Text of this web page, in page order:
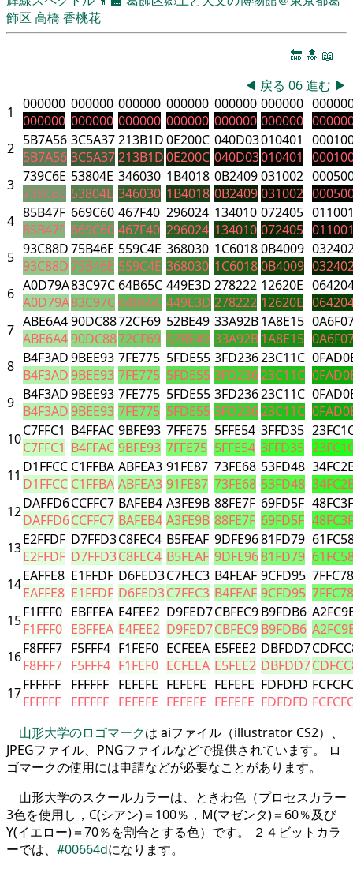
飾区 高橋 香桃花
🔚 🔝 📖
◀ 戻る 06進む ▶
1
000000
000000
000000
000000
000000
000000
000000
000000
000000
000000
000000
000000
2 5B7A56
5B7A56
3C5A37
3C5A37
213B1D
213B1D
0E200C
0E200C
040D03
040D03
010401
010401
3 739C6E
739C6E
53804E
53804E
346030
346030
1B4018
1B4018
0B2409
0B2409
031002
031002
4 85B47F
85B47F
669C60
669C60
467F40
467F40
296024
296024
134010
134010
072405
072405
5 93C88D
93C88D
75B46E
75B46E
559C4E
559C4E
368030
368030
1C6018
1C6018
0B4009
0B4009
6 A0D79A
A0D79A
83C97C
83C97C
64B65C
64B65C
449E3D
449E3D
278222
278222
12620E
12620E
7 ABE6A4
ABE6A4
90DC88
90DC88
72CF69
72CF69
52BE49
52BE49
33A92B
33A92B
1A8E15
1A8E15
8 B4F3AD
B4F3AD
9BEE93
9BEE93
7FE775
7FE775
5FDE55
5FDE55
3FD236
3FD236
23C11C
23C11C
9 B4F3AD
B4F3AD
9BEE93
9BEE93
7FE775
7FE775
5FDE55
5FDE55
3FD236
3FD236
23C11C
23C11C
10C7FFC1
C7FFC1
B4FFAC
B4FFAC
9BFE93
9BFE93
7FFE75
7FFE75
5FFE54
5FFE54
3FFD35
3FFD35
11 D1FFCC
D1FFCC
C1FFBA
C1FFBA
ABFEA3
ABFEA3
91FE87
91FE87
73FE68
73FE68
53FD48
53FD48
12DAFFD6
DAFFD6
CCFFC7
CCFFC7
BAFEB4
BAFEB4
A3FE9B
A3FE9B
88FE7F
88FE7F
69FD5F
69FD5F
48FC3F
48FC3F
13E2FFDF
E2FFDF
D7FFD3
D7FFD3
C8FEC4
C8FEC4
B5FEAF
B5FEAF
9DFE96
9DFE96
81FD79
81FD79
14EAFFE8
EAFFE8
E1FFDF
E1FFDF
D6FED3
D6FED3
C7FEC3
C7FEC3
B4FEAF
B4FEAF
9CFD95
9CFD95
7FFC78
7FFC78
15F1FFF0
F1FFF0
EBFFEA
EBFFEA
E4FEE2
E4FEE2
D9FED7
D9FED7
CBFEC9
CBFEC9
B9FDB6
B9FDB6
16F8FFF7
F8FFF7
F5FFF4
F5FFF4
F1FEF0
F1FEF0
ECFEEA
ECFEEA
E5FEE2
E5FEE2
DBFDD7
DBFDD7
17FFFFFF
FFFFFF
FFFFFF
FFFFFF
FEFEFE
FEFEFE
FEFEFE
FEFEFE
FEFEFE
FEFEFE
FDFDFD
FDFDFD
山形大学のロゴマークは aiファイル（illustrator CS2）、
JPEGファイル、PNGファイルなどで提供されています。 ロ
ゴマークの使用には申請などが必要なことがあります。
山形大学のスクールカラーは、ときわ色（プロセスカラー
3色を使用し，C(シアン)＝100％，M(マゼンタ)＝60％及び
Y(イエロー)＝70％を割合とする色）です。 ２４ビットカラ
ーでは、 #00664dになります。